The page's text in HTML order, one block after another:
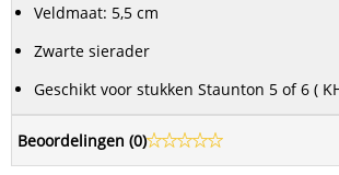
Veldmaat: 5,5 cm
Zwarte sierader
Geschikt voor stukken Staunton 5 of 6 (
Beoordelingen (0)